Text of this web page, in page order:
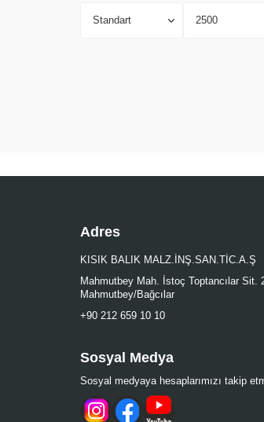
Adres
KISIK BALIK MALZ.İNŞ.SAN.TİC.A.Ş
Mahmutbey Mah. İstoç Toptancılar Sit.
Mahmutbey/Bağcılar
+90 212 659 10 10
Sosyal Medya
Sosyal medyaya hesaplarımızı takip